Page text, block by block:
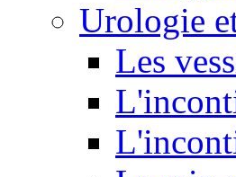
Urologie
Les